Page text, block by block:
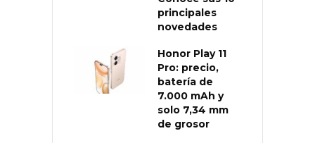
principales
novedades
Honor Play 11
Pro: precio,
batería de
7.000 mAh y
solo 7,34 mm
de grosor